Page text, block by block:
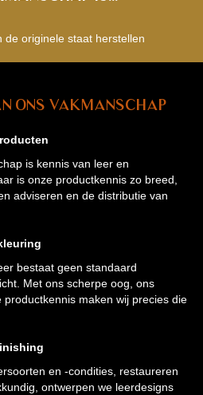
de originele staat herstellen
ons vakmanschap
is kennis van leer en
is onze productkennis zo breed,
adviseren en de distributie van
bestaat geen standaard
Met ons scherpe oog, ons
maken wij precies die
en -condities, restaureren
ontwerpen we leerdesigns